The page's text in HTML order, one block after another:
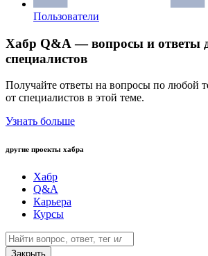
Пользователи
Хабр Q&A — вопросы и ответы
специалистов
Получайте ответы на вопросы по любой
от специалистов в этой теме.
Узнать больше
другие проекты хабра
Хабр
Q&A
Карьера
Курсы
Закрыть